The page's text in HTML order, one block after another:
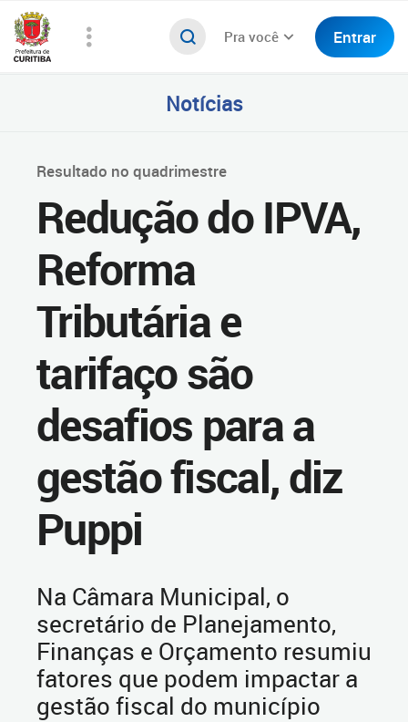
Pra você Entrar
Notícias
Resultado no quadrimestre
Redução do IPVA,
Reforma
Tributária e
tarifaço são
desafios para a
gestão fiscal, diz
Puppi
Na Câmara Municipal, o
secretário de Planejamento,
Finanças e Orçamento resumiu
fatores que podem impactar a
gestão fiscal do município